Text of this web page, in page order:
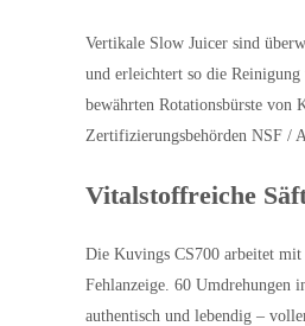
Vertikale Slow Juicer sind
und erleichtert so die Reinigung
bewährten Rotationsbürste von
Zertifizierungsbehörden NSF /
Vitalstoffreiche
Die Kuvings CS700 arbeitet
Fehlanzeige. 60 Umdrehungen
authentisch und lebendig –